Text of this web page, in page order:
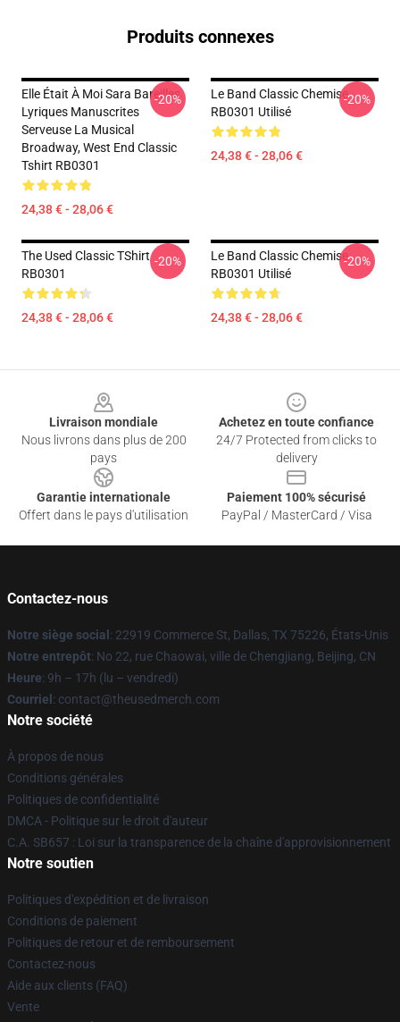
Produits connexes
Elle Était À Moi Sara Bareilles
Lyriques Manuscrites
Serveuse La Musical
Broadway, West End Classic
Tshirt RB0301
24,38 € - 28,06 €
-20%
Le Band Classic Chemise
RB0301 Utilisé
24,38 € - 28,06 €
-20%
The Used Classic TShirt
RB0301
24,38 € - 28,06 €
-20%
Le Band Classic Chemise
RB0301 Utilisé
24,38 € - 28,06 €
-20%
Livraison mondiale
Nous livrons dans plus de 200
pays
Achetez en toute confiance
24/7 Protected from clicks to
delivery
Garantie internationale
Offert dans le pays d'utilisation
Paiement 100% sécurisé
PayPal / MasterCard / Visa
Contactez-nous
Notre siège social : 22919 Commerce St, Dallas, TX 75226, États-Unis
Notre entrepôt: No 22, rue Chaowai, ville de Chengjiang, Beijing, CN
Heure: 9h – 17h (lu – vendredi)
Courriel : contact@theusedmerch.com
Notre société
À propos de nous
Conditions générales
Politiques de confidentialité
DMCA - Politique sur le droit d'auteur
C.A. SB657 : Loi sur la transparence de la chaîne d'approvisionnement
Notre soutien
Politiques d'expédition et de livraison
Conditions de paiement
Politiques de retour et de remboursement
Contactez-nous
Aide aux clients (FAQ)
Vente